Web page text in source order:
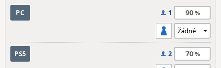
PC 1 90
PS5 2 70